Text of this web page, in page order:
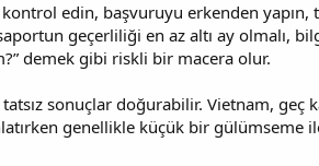
edin, başvuruyu erkenden
geçerliliği en az altı ay olmalı,
demek gibi riskli bir macera olur.
sonuçlar doğurabilir. Vietnam, geç
genellikle küçük bir gülümseme ile